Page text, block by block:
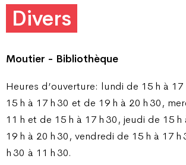
Divers
Moutier - Bibliothèque
Heures d’ouverture: lundi de 15 h à
15 h à 17 h 30 et de 19 h à 20 h 30,
11 h et de 15 h à 17 h 30, jeudi de 15 h
19 h à 20 h 30, vendredi de 15 h à 17 h
h 30 à 11 h 30.